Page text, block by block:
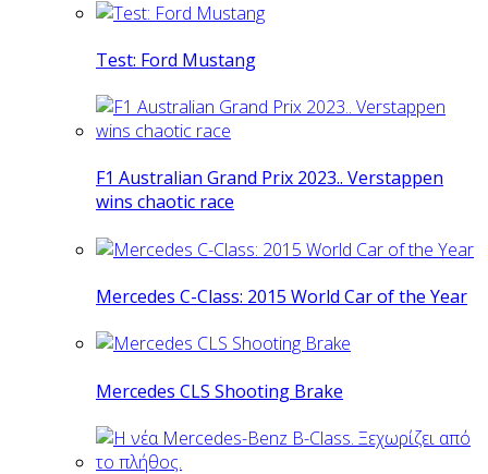
Test: Ford Mustang
F1 Australian Grand Prix 2023.. Verstappen
wins chaotic race
Mercedes C-Class: 2015 World Car of the Year
Mercedes CLS Shooting Brake